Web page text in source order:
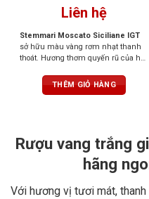
Liên hệ
Stemmari Moscato Siciliane IGT
sở hữu màu vàng rơm nhạt thanh
thoát. Hương thơm quyến rũ của hoa
dịu dàng, chua nhẹ cân bằng, hậu
vị trái cây nhiệt đới sảng khoái, dễ
THÊM GIỎ HÀNG
Rượu vang trắng
hãng
Với hương vị tươi mát,